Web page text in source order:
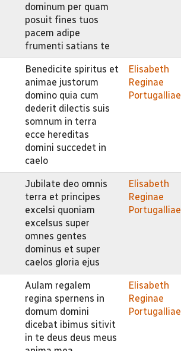
dominum per quam
posuit fines tuos
pacem adipe
frumenti satians te
Benedicite spiritus et
animae justorum
domino quia cum
dederit dilectis suis
somnum in terra
ecce hereditas
domini succedet in
caelo
Elisabeth
Reginae
Portugalliae
Jubilate deo omnis
terra et principes
excelsi quoniam
excelsus super
omnes gentes
dominus et super
caelos gloria ejus
Elisabeth
Reginae
Portugalliae
Aulam regalem
regina spernens in
domum domini
dicebat ibimus sitivit
in te deus deus meus
Elisabeth
Reginae
Portugalliae